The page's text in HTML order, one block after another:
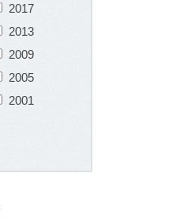
2017
2013
2009
2005
2001